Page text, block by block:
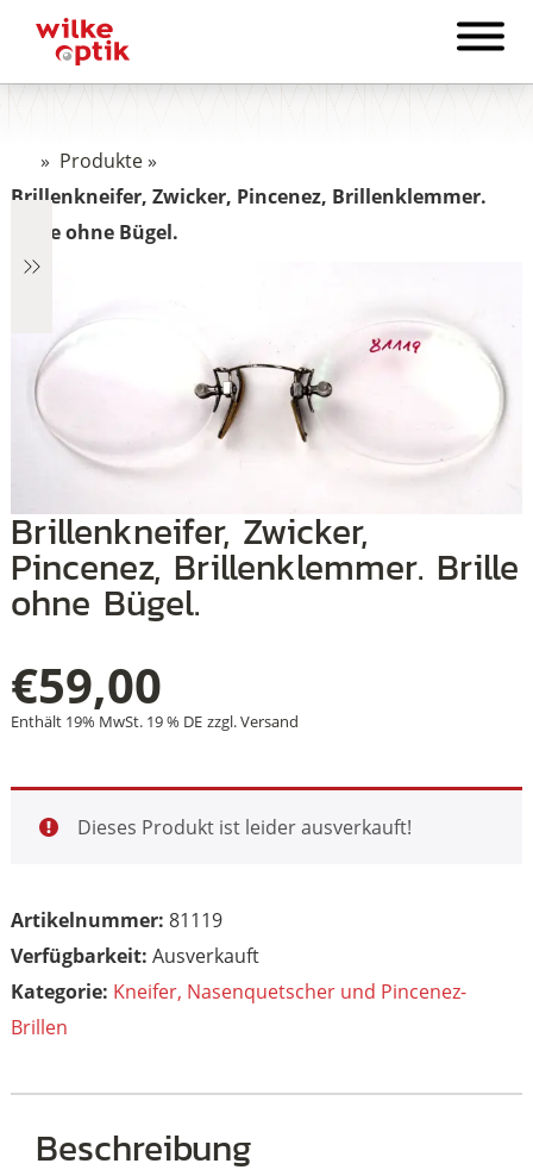
» Produkte»
Brillenkneifer, Zwicker, Pincenez, Brillenklemmer.
Brille ohne Bügel.
Brillenkneifer, Zwicker,
Pincenez, Brillenklemmer. Brille
ohne Bügel.
€59,00
Enthält 19% MwSt. 19 % DE zzgl.Versand
Dieses Produkt ist leider ausverkauft!
Artikelnummer: 81119
Ausverkauft
Kategorie: Kneifer, Nasenquetscher und Pincenez-
Brillen
Beschreibung
+
+